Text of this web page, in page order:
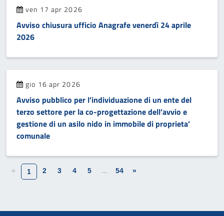
ven 17 apr 2026
Avviso chiusura ufficio Anagrafe venerdì 24 aprile
2026
gio 16 apr 2026
Avviso pubblico per l’individuazione di un ente del
terzo settore per la co-progettazione dell’avvio e
gestione di un asilo nido in immobile di proprieta’
comunale
« 1 2 3 4 5 ... 54 »